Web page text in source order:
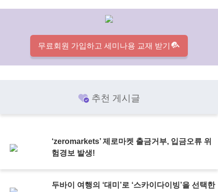
무료회원 가입하고 세미나용 교재 받기
추천 게시글
‘zeromarkets’ 제로마켓 출금거부, 입금오류 위
험경보 발생!
두바이 여행의 ‘대미’로 ‘스카이다이빙’을 선택한